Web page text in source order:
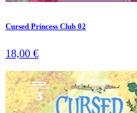
Cursed Princess Club 02
18,00 €